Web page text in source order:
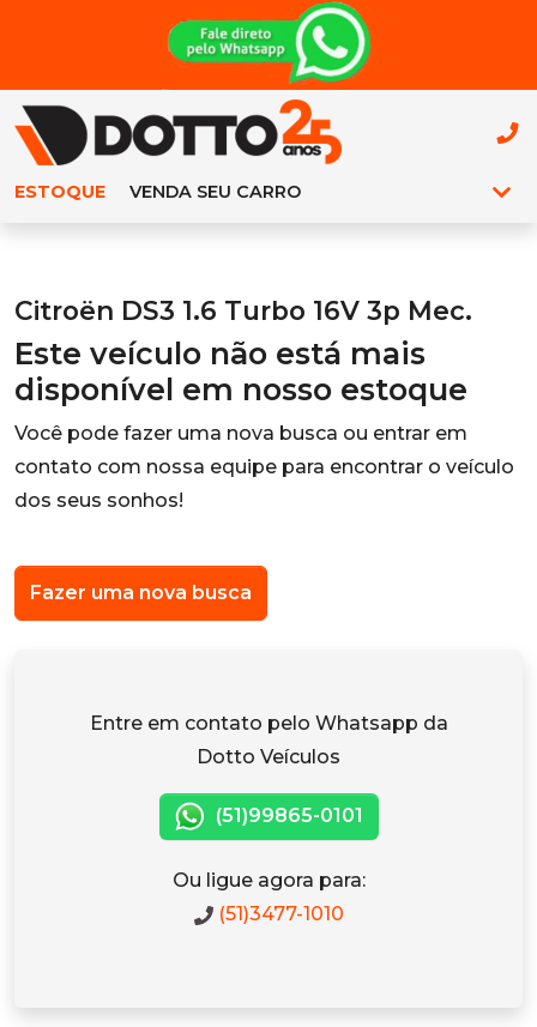
ESTOQUE VENDA SEU CARRO
Citroën DS3 1.6 Turbo 16V 3p Mec.
Este veículo não está mais
disponível em nosso estoque
Você pode fazer uma nova busca ou entrar em
contato com nossa equipe para encontrar o veículo
dos seus sonhos!
Fazer uma nova busca
Entre em contato pelo Whatsapp da
Dotto Veículos
(51)99865-0101
Ou ligue agora para:
(51)3477-1010